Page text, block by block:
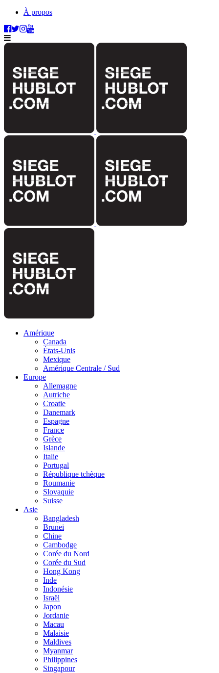
À propos
Amérique
Canada
États-Unis
Mexique
Amérique Centrale / Sud
Europe
Allemagne
Autriche
Croatie
Danemark
Espagne
France
Grèce
Islande
Italie
Portugal
République tchèque
Roumanie
Slovaquie
Suisse
Asie
Bangladesh
Brunei
Chine
Cambodge
Corée du Nord
Corée du Sud
Hong Kong
Inde
Indonésie
Israël
Japon
Jordanie
Macau
Malaisie
Maldives
Myanmar
Philippines
Singapour